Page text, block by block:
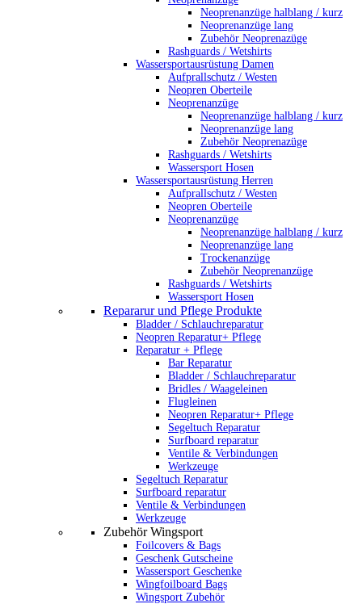
Neoprenanzüge halblang / kurz
Neoprenanzüge lang
Zubehör Neoprenazüge
Rashguards / Wetshirts
Wassersportausrüstung Damen
Aufprallschutz / Westen
Neopren Oberteile
Neoprenanzüge
Neoprenanzüge halblang / kurz
Neoprenanzüge lang
Zubehör Neoprenazüge
Rashguards / Wetshirts
Wassersport Hosen
Wassersportausrüstung Herren
Aufprallschutz / Westen
Neopren Oberteile
Neoprenanzüge
Neoprenanzüge halblang / kurz
Neoprenanzüge lang
Trockenanzüge
Zubehör Neoprenanzüge
Rashguards / Wetshirts
Wassersport Hosen
Repararur und Pflege Produkte
Bladder / Schlauchreparatur
Neopren Reparatur+ Pflege
Reparatur + Pflege
Bar Reparatur
Bladder / Schlauchreparatur
Bridles / Waageleinen
Flugleinen
Neopren Reparatur+ Pflege
Segeltuch Reparatur
Surfboard reparatur
Ventile & Verbindungen
Werkzeuge
Segeltuch Reparatur
Surfboard reparatur
Ventile & Verbindungen
Werkzeuge
Zubehör Wingsport
Foilcovers & Bags
Geschenk Gutscheine
Wassersport Geschenke
Wingfoilboard Bags
Wingsport Zubehör